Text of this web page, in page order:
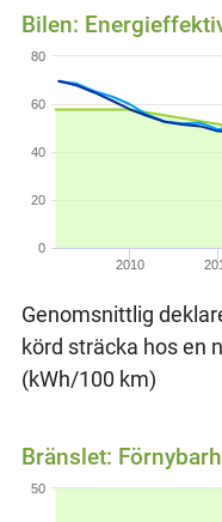
2010
0
20
40
60
80
Bilen:
Genomsnittlig
körd sträcka hos en
(kWh/100 km)
50
Bränslet: